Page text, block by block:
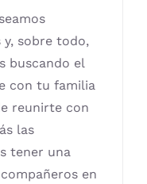
y, sobre todo,
buscando el
con tu familia
reunirte con
las
tener una
en